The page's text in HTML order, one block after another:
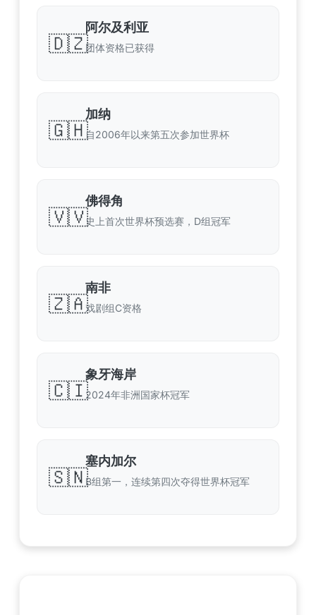
🇩🇿
阿尔及利亚
团体资格已获得
🇬🇭
加纳
自2006年以来第五次参加世界杯
🇻🇻
佛得角
史上首次世界杯预选赛，D组冠军
🇿🇦
南非
戏剧组C资格
🇨🇮
象牙海岸
2024年非洲国家杯冠军
🇸🇳
塞内加尔
B组第一，连续第四次夺得世界杯冠军